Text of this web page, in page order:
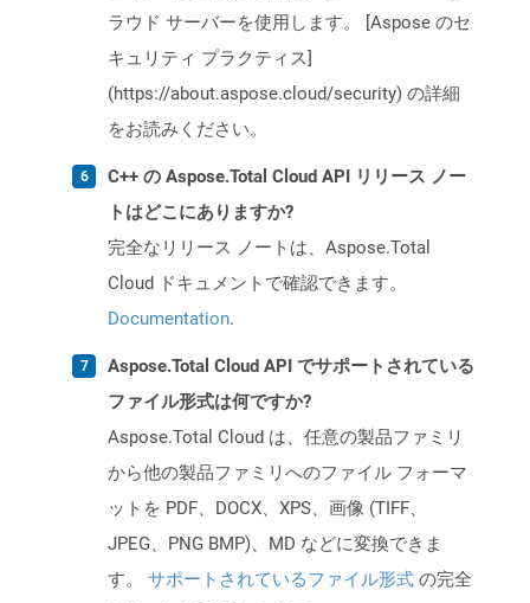
ラウド サーバーを使用します。 [Aspose のセ
キュリティ プラクティス]
(https://about.aspose.cloud/security) の詳細
をお読みください。
C++ の Aspose.Total Cloud API リリース ノー
トはどこにありますか?
完全なリリース ノートは、Aspose.Total
Cloud ドキュメントで確認できます。
Documentation.
Aspose.Total Cloud API でサポートされている
ファイル形式は何ですか?
Aspose.Total Cloud は、任意の製品ファミリ
から他の製品ファミリへのファイル フォーマ
ットを PDF、DOCX、XPS、画像 (TIFF、
JPEG、PNG BMP)、MD などに変換できま
す。 サポートされているファイル形式 の完全